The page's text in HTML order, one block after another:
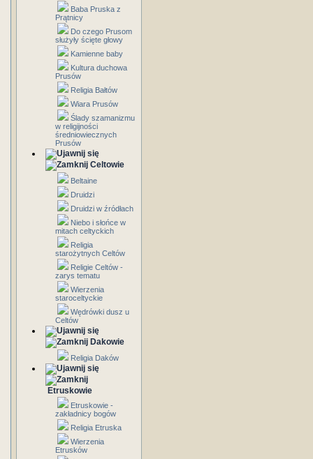
Baba Pruska z
Prątnicy
Do czego Prusom
służyły ścięte głowy
Kamienne baby
Kultura duchowa
Prusów
Religia Bałtów
Wiara Prusów
Ślady szamanizmu
w religijności
średniowiecznych
Prusów
Celtowie
Beltaine
Druidzi
Druidzi w źródłach
Niebo i słońce w
mitach celtyckich
Religia
starożytnych Celtów
Religie Celtów -
zarys tematu
Wierzenia
staroceltyckie
Wędrówki dusz u
Celtów
Dakowie
Religia Daków
Etruskowie
Etruskowie -
zakładnicy bogów
Religia Etruska
Wierzenia
Etrusków